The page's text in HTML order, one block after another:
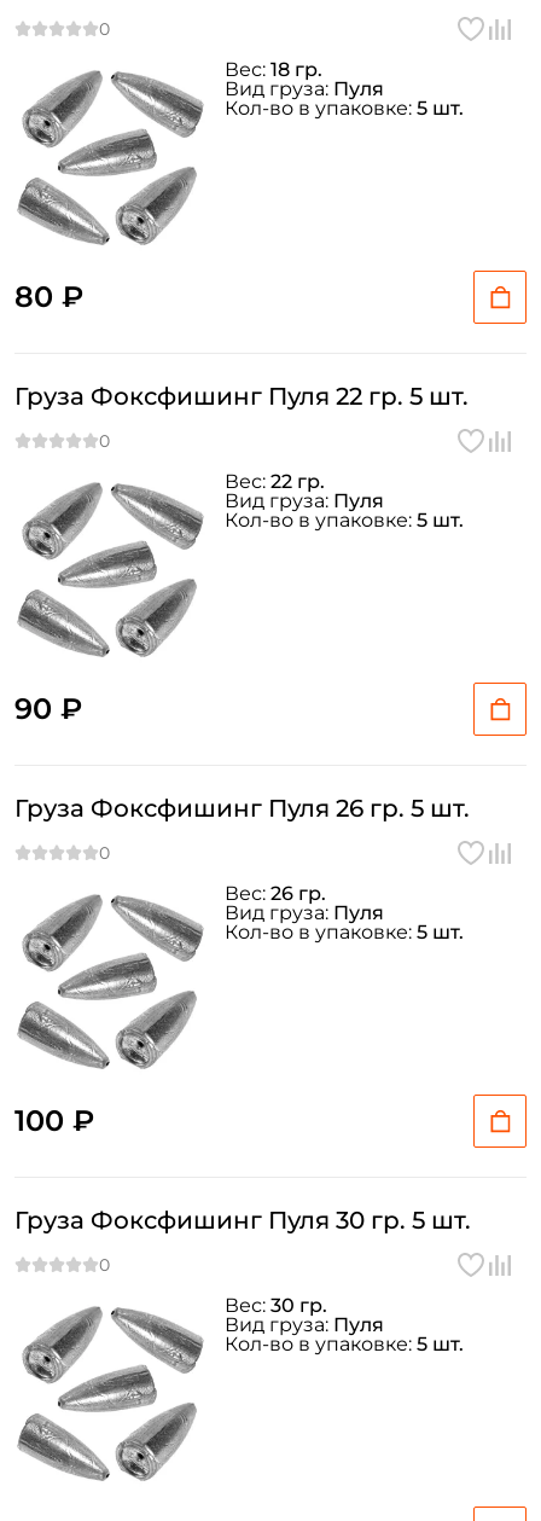
80 ₽
Вес: 18 гр.
Вид груза: Пуля
Кол-во в упаковке: 5 шт.
Груза Фоксфишинг Пуля 22 гр. 5 шт.
90 ₽
Вес: 22 гр.
Вид груза: Пуля
Кол-во в упаковке: 5 шт.
Груза Фоксфишинг Пуля 26 гр. 5 шт.
100 ₽
Вес: 26 гр.
Вид груза: Пуля
Кол-во в упаковке: 5 шт.
Груза Фоксфишинг Пуля 30 гр. 5 шт.
Вес: 30 гр.
Вид груза: Пуля
Кол-во в упаковке: 5 шт.